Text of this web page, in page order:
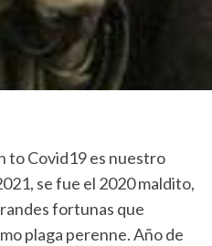
to Covid19 es nuestro
se fue el 2020 maldito,
fortunas que
plaga perenne. Año de